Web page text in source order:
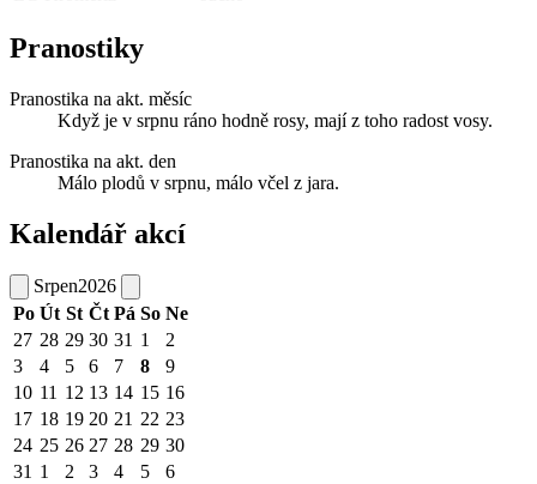
Pranostiky
Pranostika na akt. měsíc
Když je v srpnu ráno hodně rosy, mají z toho radost vosy.
Pranostika na akt. den
Málo plodů v srpnu, málo včel z jara.
Kalendář akcí
Srpen2026
Po Út St Čt Pá So Ne
27 28 29 30 31 1
2
3
4 5 6 7 8
9
10 11 12 13 14 15 16
17 18 19 20 21 22 23
24 25 26 27 28 29 30
31 1 2 3 4 5 6